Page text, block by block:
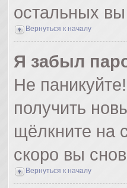
остальных
Вернуться к началу
Я забыл
Не
получить
щёлкните на
скоро вы
Вернуться к началу